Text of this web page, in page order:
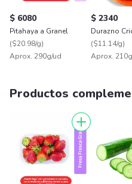
$ 6080
Pitahaya a Granel
($20.98/g)
Aprox. 290g/ud
$ 2340
Durazno
($11.14/g)
Aprox.
Productos